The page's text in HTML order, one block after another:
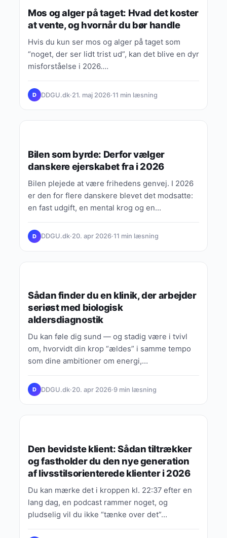
Mos og alger på taget: Hvad det koster
at vente, og hvornår du bør handle
Hvis du kun ser mos og alger på taget som
“noget, der ser lidt trist ud”, kan det blive en dyr
misforståelse i 2026.…
D DDGU.dk·21. maj 2026·11 min læsning
Bilen som byrde: Derfor vælger
danskere ejerskabet fra i 2026
Bilen plejede at være frihedens genvej. I 2026
er den for flere danskere blevet det modsatte:
en fast udgift, en mental krog og en…
D DDGU.dk·20. apr 2026·11 min læsning
Sådan finder du en klinik, der arbejder
seriøst med biologisk
aldersdiagnostik
Du kan føle dig sund — og stadig være i tvivl
om, hvorvidt din krop “ældes” i samme tempo
som dine ambitioner om energi,…
D DDGU.dk·20. apr 2026·9 min læsning
Den bevidste klient: Sådan tiltrækker
og fastholder du den nye generation
af livsstilsorienterede klienter i 2026
Du kan mærke det i kroppen kl. 22:37 efter en
lang dag, en podcast rammer noget, og
pludselig vil du ikke “tænke over det”…